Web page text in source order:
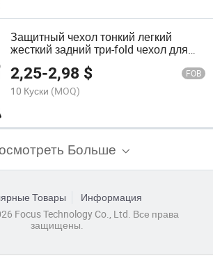
Защитный чехол тонкий легкий
жесткий задний три-fold чехол для
Samsung Galaxy Tab A7 10.4" 2020
Sm-T500/T505/T507
2,25-2,98 $ FOB
10 Куски (MOQ)
Больше
Товары
Информация
Focus Technology Co., Ltd. Все права
защищены.